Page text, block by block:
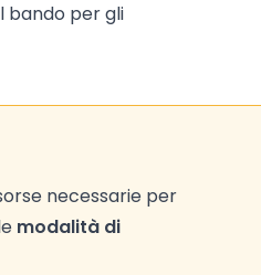
bando per gli
necessarie per
modalità di